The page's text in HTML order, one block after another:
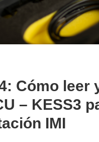
Cómo leer
– KESS3
IMI